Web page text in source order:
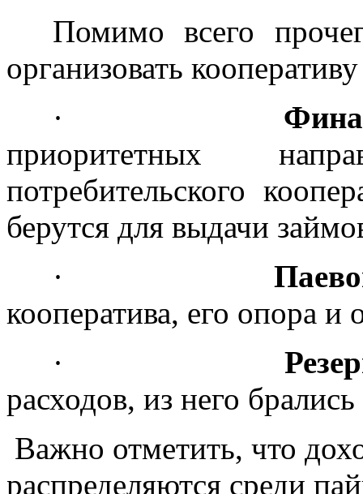
Помимо всего
организовать
·
приоритетных
потребительского
берутся для выдачи
·
кооператива, его опора и
·
расходов, из него
Важно отметить, что
распределяются среди